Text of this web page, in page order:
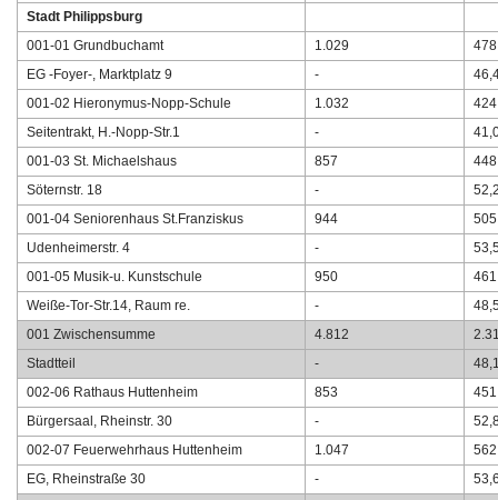
Stadt Philippsburg
001-01 Grundbuchamt 1.029 478
EG -Foyer-, Marktplatz 9 -
001-02 Hieronymus-Nopp-Schule 1.032 424
Seitentrakt, H.-Nopp-Str.1 -
001-03 St. Michaelshaus 857 448
Söternstr. 18 -
001-04 Seniorenhaus St.Franziskus 944 505
Udenheimerstr. 4 -
001-05 Musik-u. Kunstschule 950 461
Weiße-Tor-Str.14, Raum re. -
001 Zwischensumme 4.812
Stadtteil -
002-06 Rathaus Huttenheim 853 451
Bürgersaal, Rheinstr. 30 -
002-07 Feuerwehrhaus Huttenheim 1.047 562
EG, Rheinstraße 30 -